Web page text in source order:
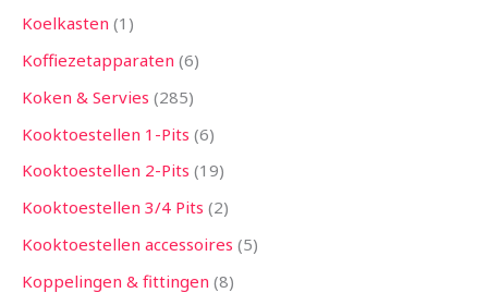
Koelkasten 1
Koffiezetapparaten 6
Koken & Servies 285
Kooktoestellen 1-Pits 6
Kooktoestellen 2-Pits 19
Kooktoestellen 3/4 Pits 2
Kooktoestellen accessoires 5
Koppelingen & fittingen 8